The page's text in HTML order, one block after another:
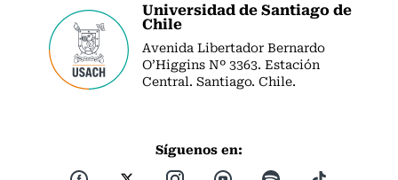
Universidad de Santiago de
Chile
Avenida Libertador Bernardo
O’Higgins Nº 3363. Estación
Central. Santiago. Chile.
Síguenos en: